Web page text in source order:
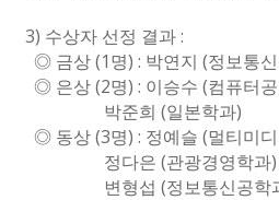
3) 수상자 선정 결과 :
◎ 금상 (1 명) : 박연지 (정보통
◎ 은상 (2명) : 이승수 (컴퓨터
박준희 (일본학과)
◎ 동상 (3명) : 정예슬 (멀티미
정다은 (관광경영학과)
변형섭 (정보통신공학